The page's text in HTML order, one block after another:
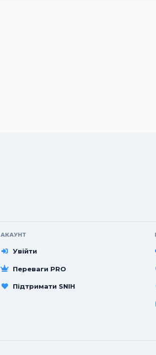
АКАУНТ
Увійти
Переваги PRO
Підтримати SNIH